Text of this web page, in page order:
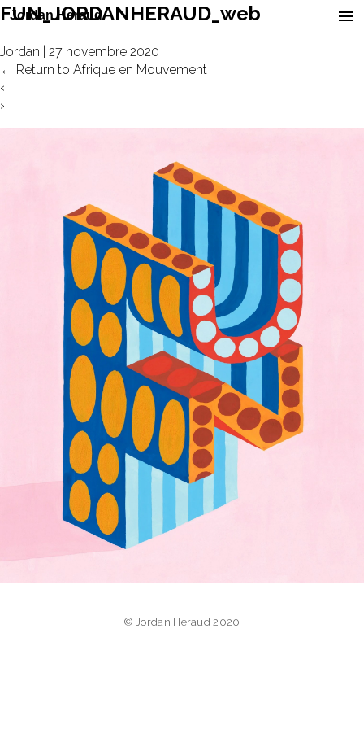
FUN_JORDANHERAUD_web
Jordan
27 novembre 2020
← Return to Afrique en Mouvement
‹
›
© Jordan Heraud 2020